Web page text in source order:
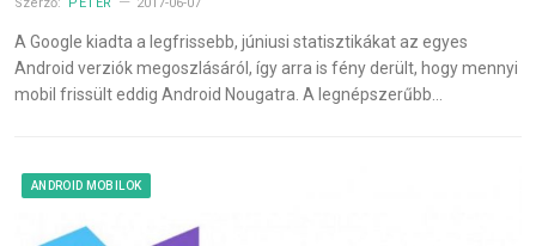
A Google kiadta a legfrissebb, júniusi statisztikákat az egyes
Android verziók megoszlásáról, így arra is fény derült, hogy mennyi
mobil frissült eddig Android Nougatra. A legnépszerűbb…
ANDROID MOBILOK